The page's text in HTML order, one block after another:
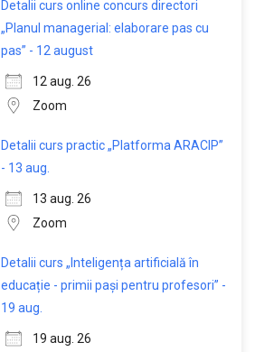
Detalii curs online concurs directori
„Planul managerial: elaborare pas cu
pas” - 12 august
12 aug. 26
Zoom
Detalii curs practic „Platforma ARACIP”
- 13 aug.
13 aug. 26
Zoom
Detalii curs „Inteligența artificială în
educație - primii pași pentru profesori” -
19 aug.
19 aug. 26